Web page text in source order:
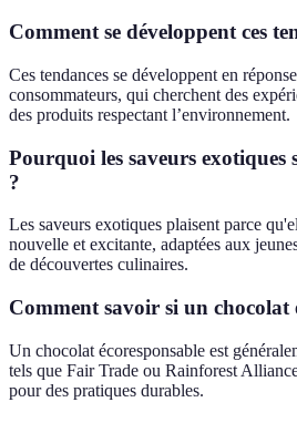
Comment se développent ces
Ces tendances se développent en
consommateurs, qui cherchent des
des produits respectant l’environnement.
Pourquoi les saveurs exotiques
?
Les saveurs exotiques plaisent parce
nouvelle et excitante, adaptées aux
de découvertes culinaires.
Comment savoir si un chocolat
Un chocolat écoresponsable est
tels que Fair Trade ou Rainforest
pour des pratiques durables.